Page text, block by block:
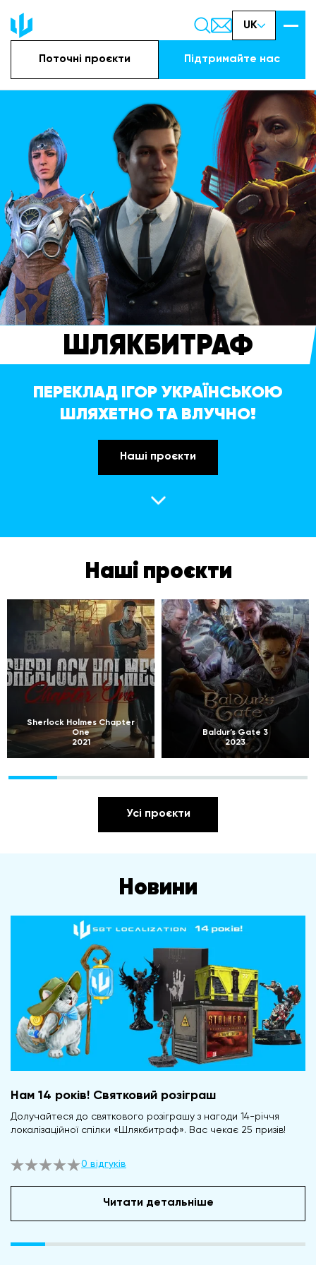
UK
Поточні проєкти Підтримайте наc
ШЛЯКБИТРАФ
ПЕРЕКЛАД ІГОР УКРАЇНСЬКОЮ
ШЛЯХЕТНО ТА ВЛУЧНО!
Наші проєкти
Наші проєкти
Sherlock Holmes Chapter
One
2021
Baldur’s Gate 3
2023
Усі проєкти
Новини
Нам 14 років! Святковий розіграш
Долучайтеся до святкового розіграшу з нагоди 14-річчя
локалізаційної спілки «Шлякбитраф». Вас чекає 25 призів!
0 відгуків
Читати детальніше